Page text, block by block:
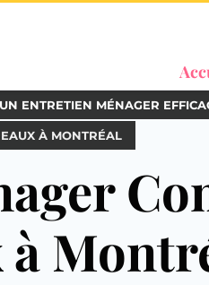
ENTRETIEN MÉNAGER
À MONTRÉAL